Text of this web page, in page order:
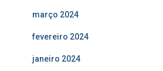
março 2024
fevereiro 2024
janeiro 2024